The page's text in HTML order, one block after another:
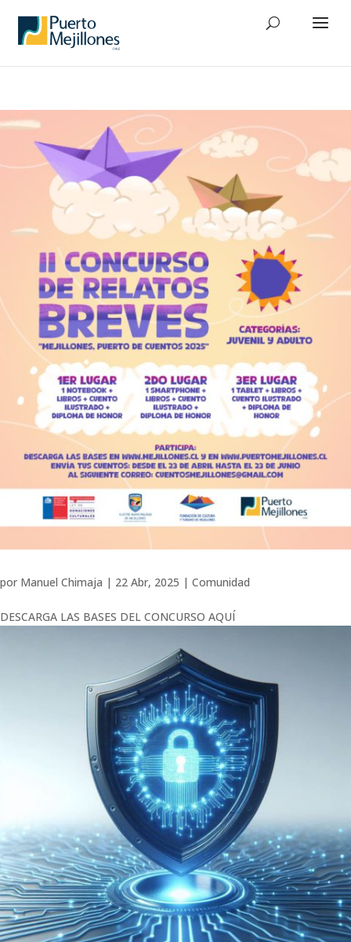
por Manuel Chimaja | 22 Abr, 2025 | Comunidad
DESCARGA LAS BASES DEL CONCURSO AQUÍ